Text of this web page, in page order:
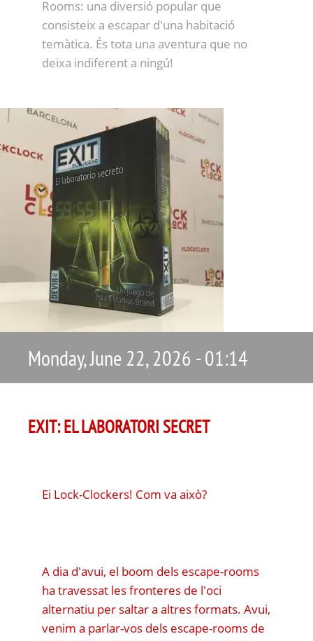
Rooms: una diversió popular que
consisteix a escapar d'una habitació
temàtica. És tota una aventura que no
deixa indiferent a ningú!
Monday, June 22, 2026 - 01:14
EXIT: EL LABORATORI SECRET
Ei Lock-Clockers! Com va això?
A dia d'avui, el boom dels escape-rooms
ha travessat les fronteres de l'oci
alternatiu per saltar a altres formats. Avui,
venim a parlar-vos dels escape-rooms de